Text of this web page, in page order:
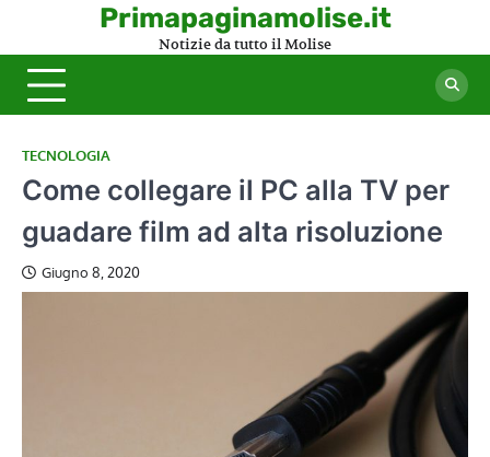
content
Primapaginamolise.it
Notizie da tutto il Molise
TECNOLOGIA
Come collegare il PC alla TV per
guadare film ad alta risoluzione
Giugno 8, 2020